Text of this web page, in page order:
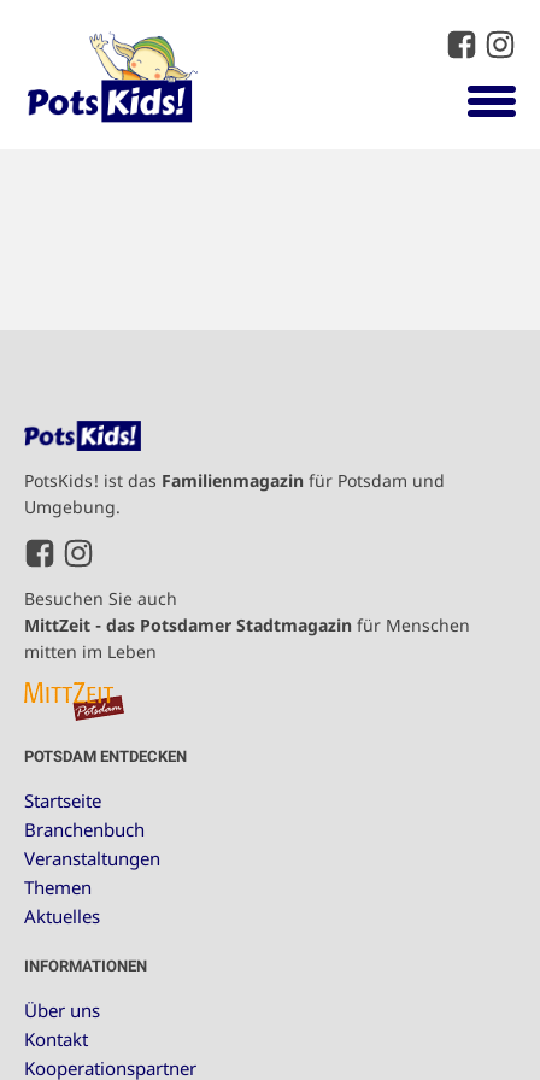
PotsKids! ist das Familienmagazin für Potsdam und
Umgebung.
Besuchen Sie auch
MittZeit - das Potsdamer Stadtmagazin für Menschen
mitten im Leben
POTSDAM ENTDECKEN
Startseite
Branchenbuch
Veranstaltungen
Themen
Aktuelles
INFORMATIONEN
Über uns
Kontakt
Kooperationspartner